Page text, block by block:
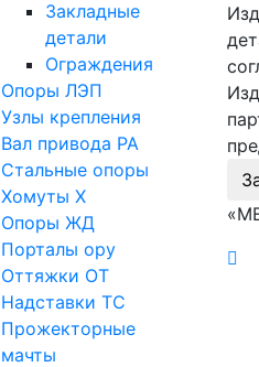
Закладные
детали
Ограждения
Опоры ЛЭП
Узлы крепления
Вал привода РА
Стальные опоры
Хомуты Х
Опоры ЖД
Порталы ору
Оттяжки ОТ
Надставки ТС
Прожекторные
мачты